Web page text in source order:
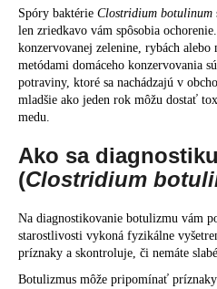
Spóry baktérie Clostridium botulinum
len zriedkavo vám spôsobia
konzervovanej zelenine, rybách alebo
metódami domáceho konzervovania
potraviny, ktoré sa nachádzajú v
mladšie ako jeden rok môžu dostať
medu.
Ako sa
(Clostridium
Na diagnostikovanie botulizmu vám
starostlivosti vykoná fyzikálne
príznaky a skontroluje, či nemáte
Botulizmus môže pripomínať